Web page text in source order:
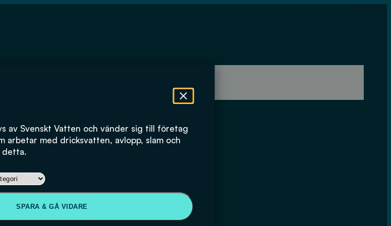
av Svenskt Vatten och vänder sig till företag
arbetar med dricksvatten, avlopp, slam och
detta.
SPARA & GÅ VIDARE
för